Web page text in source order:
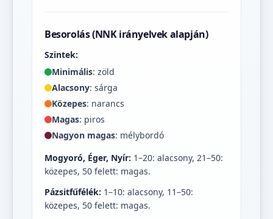
Besorolás (NNK irányelvek alapján)
Szintek:
Minimális: zöld
Alacsony: sárga
Közepes: narancs
Magas: piros
Nagyon magas: mélybordó
Mogyoró, Éger, Nyír: 1–20: alacsony, 21–50:
közepes, 50 felett: magas.
Pázsitfűfélék: 1–10: alacsony, 11–50:
közepes, 50 felett: magas.